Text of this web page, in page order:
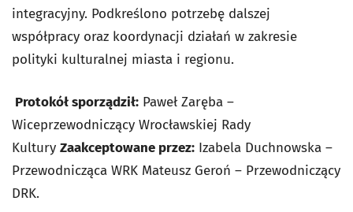
integracyjny. Podkreślono potrzebę dalszej
współpracy oraz koordynacji działań w zakresie
polityki kulturalnej miasta i regionu.
Protokół sporządził: Paweł Zaręba –
Wiceprzewodniczący Wrocławskiej Rady
Kultury Zaakceptowane przez: Izabela Duchnowska –
Przewodnicząca WRK Mateusz Geroń – Przewodniczący
DRK.